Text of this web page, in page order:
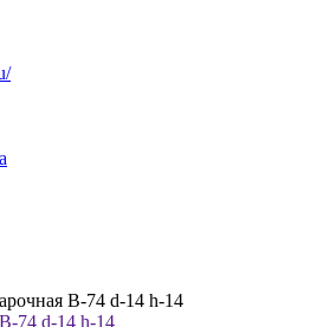
B-74 d-14 h-14